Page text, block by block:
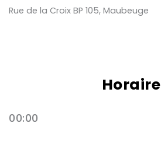
Rue de la Croix BP 105, Maubeuge
Horaire
00:00